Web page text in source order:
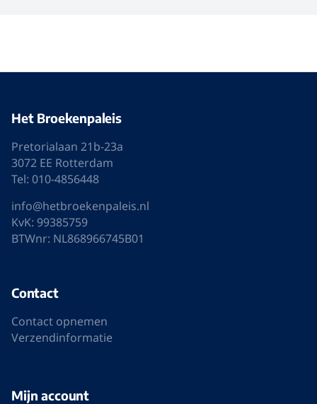
Het Broekenpaleis
Pretorialaan 21b-23a
3072 EE Rotterdam
Tel: 010-4856448
info@hetbroekenpaleis.nl
KvK: 99385759
BTWnr: NL868966745B01
Contact
Contact opnemen
Verzendinformatie
Mijn account